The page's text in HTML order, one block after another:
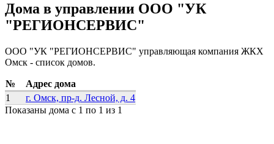
Дома в управлении ООО "УК
"РЕГИОНСЕРВИС"
ООО "УК "РЕГИОНСЕРВИС" управляющая компания ЖКХ
Омск - список домов.
№
Адрес дома
1
г. Омск, пр-д. Лесной, д. 4
Показаны дома с 1 по 1 из 1